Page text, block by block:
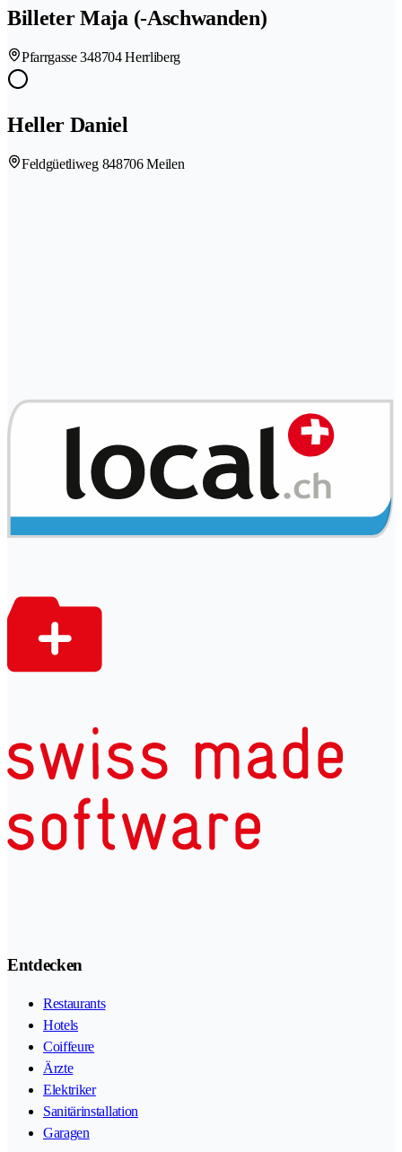
Billeter Maja (-Aschwanden)
Pfarrgasse 348704 Herrliberg
Heller Daniel
Feldgüetliweg 848706 Meilen
Entdecken
Restaurants
Hotels
Coiffeure
Ärzte
Elektriker
Sanitärinstallation
Garagen